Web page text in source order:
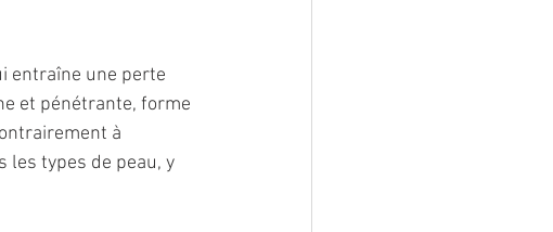
entraîne une perte
et pénétrante, forme
à
les types de peau, y